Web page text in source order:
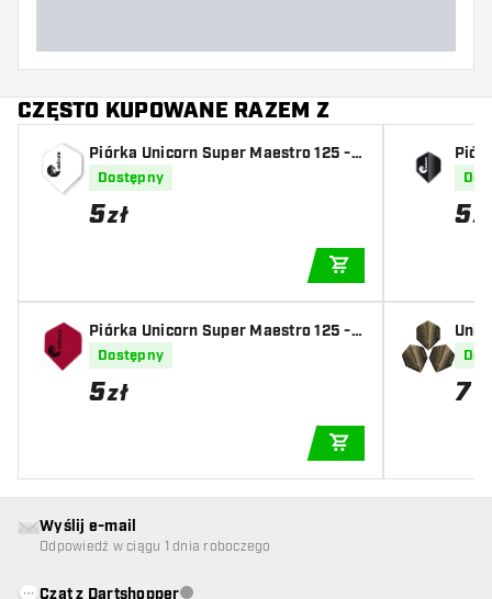
CZĘSTO KUPOWANE RAZEM Z
Piórka Unicorn Super Maestro 125 -
White
Dostępny
5zł
Piórka Unicorn Super Maestro 125 -
Red
Dostępny
5zł
5zł
e 4
7
Wyślij e-mail
Odpowiedź w ciągu 1 dnia roboczego
Czat z Dartshopper